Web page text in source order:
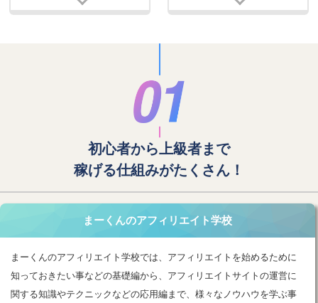
初心者から上級者まで
稼げる仕組みがたくさん！
まーくんのアフィリエイト学校
まーくんのアフィリエイト学校では、アフィリエイトを始めるために
知っておきたい事などの基礎編から、アフィリエイトサイトの運営に
関する知識やテクニックなどの応用編まで、様々なノウハウを学ぶ事